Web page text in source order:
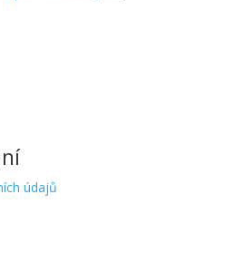
údajů